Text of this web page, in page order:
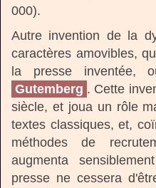
000).
Autre invention de la
caractères amovibles,
la presse inventée,
Gutemberg . Cette
siècle, et joua un rôle
textes classiques, et,
méthodes de
augmenta
presse ne cessera